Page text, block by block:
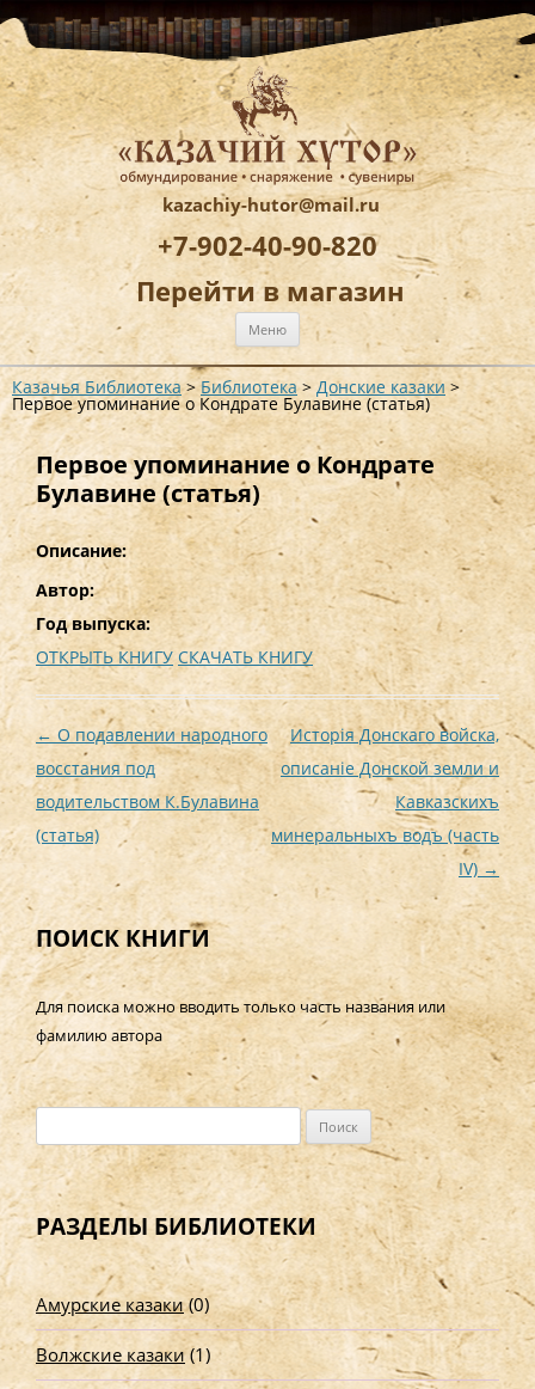
kazachiy-hutor@mail.ru
+7-902-40-90-820
Перейти в магазин
Меню Перейти
к
содержимому
Казачья Библиотека>Библиотека> Донские казаки>
Первое упоминание о Кондрате Булавине (статья)
Первое упоминание о Кондрате
Булавине (статья)
Описание:
Автор:
Год выпуска:
ОТКРЫТЬ КНИГУ СКАЧАТЬ КНИГУ
Навигация
по
записям
← О подавлении народного
восстания под
водительством К.Булавина
(статья)
Исторiя Донскаго войска,
описанiе Донской земли и
Кавказскихъ
минеральныхъ водъ (часть
IV)→
ПОИСК КНИГИ
Для поиска можно вводить только часть названия или
фамилию автора
а
й
и
РАЗДЕЛЫ БИБЛИОТЕКИ
Амурские казаки(0)
Волжские казаки(1)